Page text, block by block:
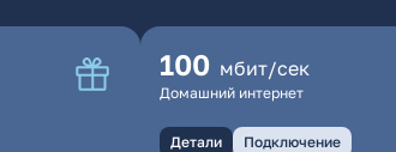
100 мбит/сек
Домашний интернет
Детали Подключение